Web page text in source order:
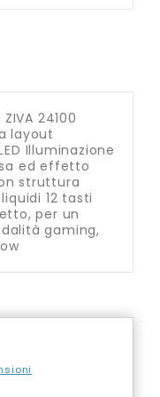
ZIVA 24100
layout
Illuminazione
ed effetto
struttura
12 tasti
per un
gaming,